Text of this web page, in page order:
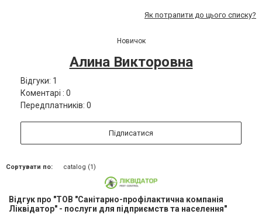
Як потрапити до цього списку?
Новичок
Алина Викторовна
Відгуки: 1
Коментарі : 0
Передплатників: 0
Підписатися
Сортувати по: catalog (1)
Відгук про "ТОВ "Санітарно-профілактична компанія
Ліквідатор" - послуги для підприємств та населення"